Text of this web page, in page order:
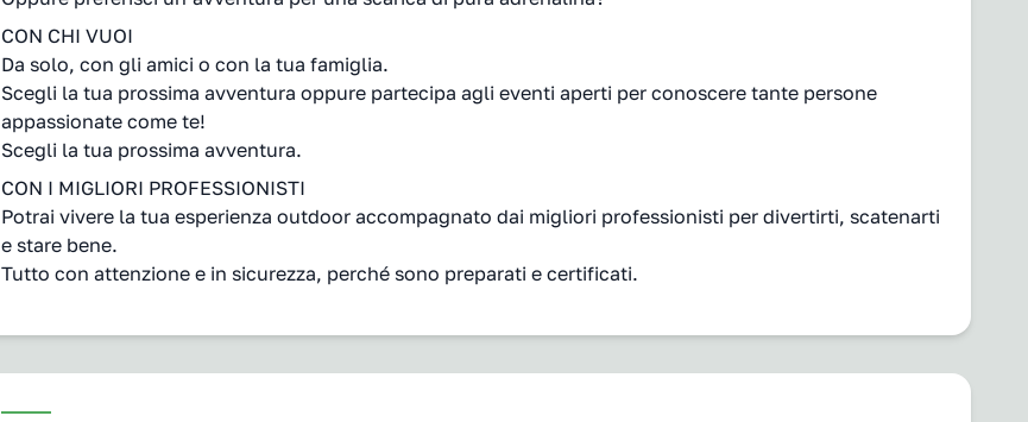
CON CHI VUOI
Da solo, con gli amici o con la tua famiglia.
Scegli la tua prossima avventura oppure partecipa agli eventi aperti per conoscere tante persone
appassionate come te!
Scegli la tua prossima avventura.
CON I MIGLIORI PROFESSIONISTI
Potrai vivere la tua esperienza outdoor accompagnato dai migliori professionisti per divertirti, scatenarti
e stare bene.
Tutto con attenzione e in sicurezza, perché sono preparati e certificati.